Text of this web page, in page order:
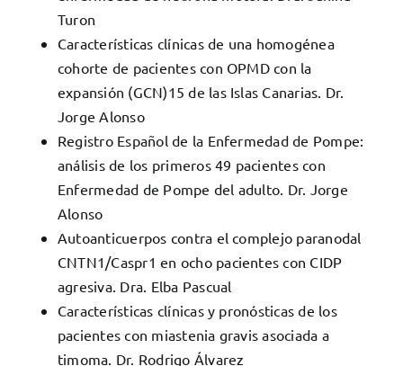
Turon
Características clínicas de una homogénea
cohorte de pacientes con OPMD con la
expansión (GCN)15 de las Islas Canarias. Dr.
Jorge Alonso
Registro Español de la Enfermedad de Pompe:
análisis de los primeros 49 pacientes con
Enfermedad de Pompe del adulto. Dr. Jorge
Alonso
Autoanticuerpos contra el complejo paranodal
CNTN1/Caspr1 en ocho pacientes con CIDP
agresiva. Dra. Elba Pascual
Características clínicas y pronósticas de los
pacientes con miastenia gravis asociada a
timoma. Dr. Rodrigo Álvarez